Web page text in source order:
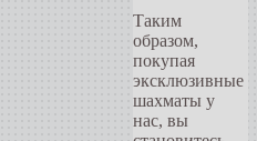
Таким
образом,
покупая
эксклюзивные
шахматы у
нас, вы